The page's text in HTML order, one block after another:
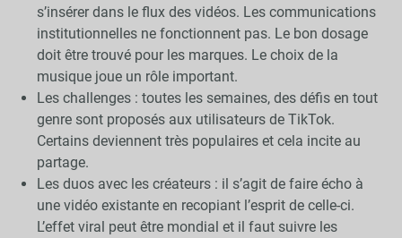
s’insérer dans le flux des vidéos. Les communications
institutionnelles ne fonctionnent pas. Le bon dosage
doit être trouvé pour les marques. Le choix de la
musique joue un rôle important.
Les challenges : toutes les semaines, des défis en tout
genre sont proposés aux utilisateurs de TikTok.
Certains deviennent très populaires et cela incite au
partage.
Les duos avec les créateurs : il s’agit de faire écho à
une vidéo existante en recopiant l’esprit de celle-ci.
L’effet viral peut être mondial et il faut suivre les